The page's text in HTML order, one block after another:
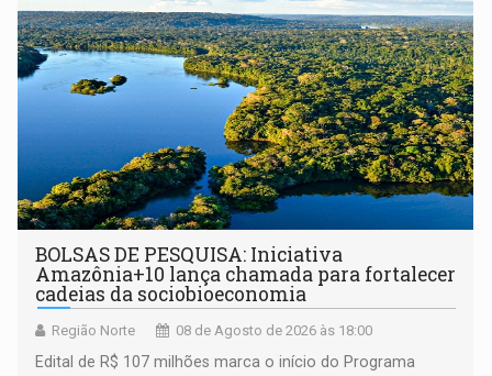
BOLSAS DE PESQUISA: Iniciativa
Amazônia+10 lança chamada para fortalecer
cadeias da sociobioeconomia
Região Norte 08 de Agosto de 2026 às 18:00
Edital de R$ 107 milhões marca o início do Programa